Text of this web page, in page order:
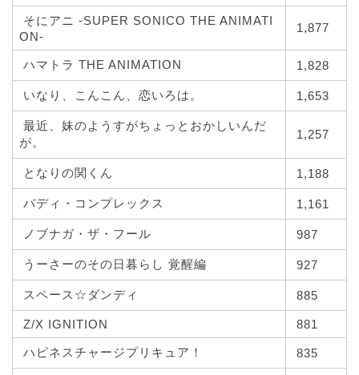
そにアニ -SUPER SONICO THE ANIMATI
ON-
1,877
ハマトラ THE ANIMATION 1,828
いなり、こんこん、恋いろは。 1,653
最近、妹のようすがちょっとおかしいんだ
が。
1,257
となりの関くん 1,188
バディ・コンプレックス 1,161
ノブナガ・ザ・フール 987
うーさーのその日暮らし 覚醒編 927
スペース☆ダンディ 885
Z/X IGNITION 881
ハピネスチャージプリキュア！ 835